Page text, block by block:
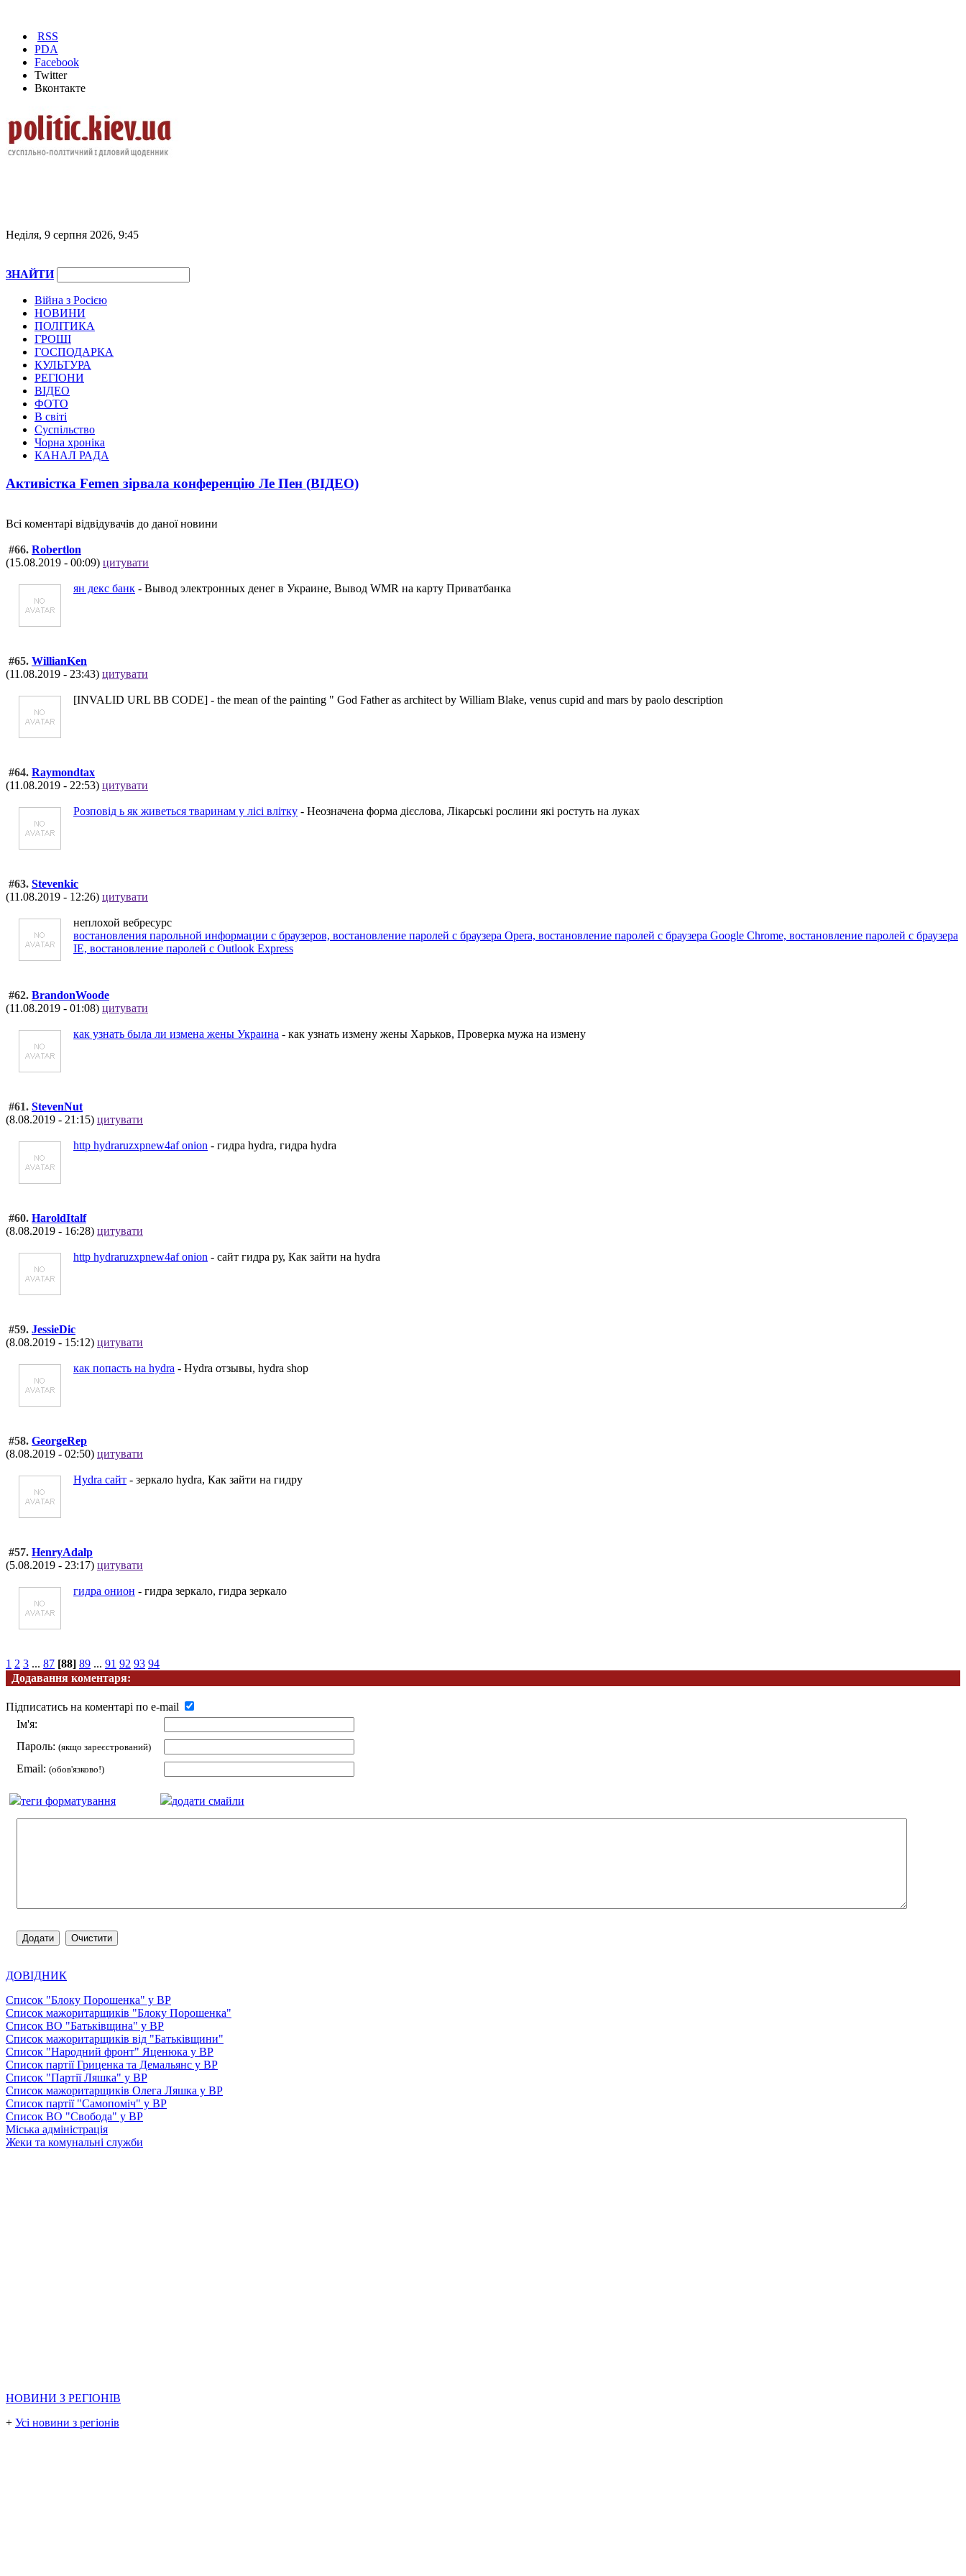
RSS
PDA
Facebook
Twitter
Вконтакте
Неділя, 9 серпня 2026, 9:45
ЗНАЙТИ
Війна з Росією
НОВИНИ
ПОЛІТИКА
ГРОШІ
ГОСПОДАРКА
КУЛЬТУРА
РЕГІОНИ
ВІДЕО
ФОТО
В світі
Суспільство
Чорна хроніка
КАНАЛ РАДА
Активістка Femen зірвала конференцію Ле Пен (ВІДЕО)
Всі коментарі відвідувачів до даної новини
#66. Robertlon
(15.08.2019 - 00:09) цитувати
ян декс банк - Вывод электронных денег в Украине, Вывод WMR на карту Приватбанка
#65. WillianKen
(11.08.2019 - 23:43) цитувати
[INVALID URL BB CODE] - the mean of the painting " God Father as architect by William Blake, venus cupid and mars by paolo description
#64. Raymondtax
(11.08.2019 - 22:53) цитувати
Розповід ь як живеться тваринам у лісі влітку - Неозначена форма дієслова, Лікарські рослини які ростуть на луках
#63. Stevenkic
(11.08.2019 - 12:26) цитувати
неплохой вебресурс
востановления парольной информации с браузеров, востановление паролей с браузера Opera, востановление паролей с браузера Google Chrome, востановление паролей с браузера
IE, востановление паролей с Outlook Express
#62. BrandonWoode
(11.08.2019 - 01:08) цитувати
как узнать была ли измена жены Украина - как узнать измену жены Харьков, Проверка мужа на измену
#61. StevenNut
(8.08.2019 - 21:15) цитувати
http hydraruzxpnew4af onion - гидра hydra, гидра hydra
#60. HaroldItalf
(8.08.2019 - 16:28) цитувати
http hydraruzxpnew4af onion - сайт гидра ру, Как зайти на hydra
#59. JessieDic
(8.08.2019 - 15:12) цитувати
как попасть на hydra - Hydra отзывы, hydra shop
#58. GeorgeRep
(8.08.2019 - 02:50) цитувати
Hydra сайт - зеркало hydra, Как зайти на гидру
#57. HenryAdalp
(5.08.2019 - 23:17) цитувати
гидра онион - гидра зеркало, гидра зеркало
1 2 3 ... 87 [88] 89 ... 91 92 93 94
Додавання коментаря:
Підписатись на коментарі по e-mail
Ім'я:
Пароль: (якщо зареєстрований)
Email: (обов'язково!)
теги форматування додати смайли
ДОВІДНИК
Список "Блоку Порошенка" у ВР
Список мажоритарщиків "Блоку Порошенка"
Список ВО "Батьківщина" у ВР
Список мажоритарщиків від "Батьківщини"
Список "Народний фронт" Яценюка у ВР
Список партії Гриценка та Демальянс у ВР
Список "Партії Ляшка" у ВР
Список мажоритарщиків Олега Ляшка у ВР
Список партії "Самопоміч" у ВР
Список ВО "Свобода" у ВР
Міська адміністрація
Жеки та комунальні служби
НОВИНИ З РЕГІОНІВ
+ Усі новини з регіонів